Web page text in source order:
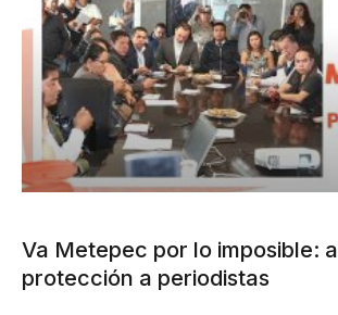
Va Metepec por lo imposible:
protección a periodistas